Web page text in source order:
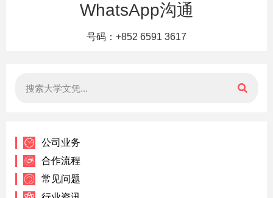
WhatsApp沟通
号码：+852 6591 3617
公司业务
合作流程
常见问题